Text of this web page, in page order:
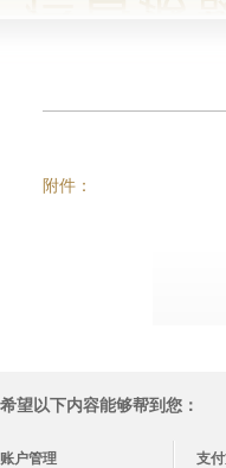
附件：
希望以下内容能够帮到您：
账户管理
支